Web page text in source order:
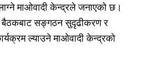
माओवादी केन्द्रले जनाएको छ।
बैठकबाट सङ्गठन सुदृढीकरण र
ल्याउने माओवादी केन्द्रको